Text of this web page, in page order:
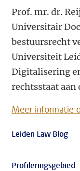
Prof. mr. dr.
Universitair
bestuursrecht
Universiteit
Digitalisering
rechtsstaat aan
Meer informatie
Leiden Law Blog
Profileringsgebied